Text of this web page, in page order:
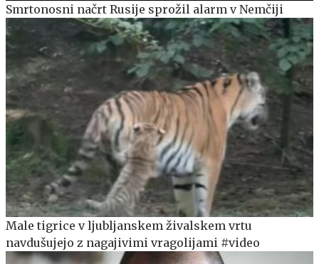
Smrtonosni načrt Rusije sprožil alarm v Nemčiji
Male tigrice v ljubljanskem živalskem vrtu
navdušujejo z nagajivimi vragolijami #video